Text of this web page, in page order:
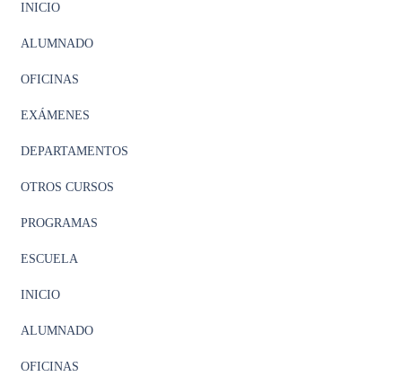
INICIO
ALUMNADO
OFICINAS
EXÁMENES
DEPARTAMENTOS
OTROS CURSOS
PROGRAMAS
ESCUELA
INICIO
ALUMNADO
OFICINAS